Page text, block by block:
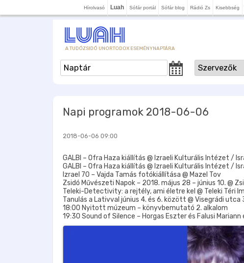
Hírolvasó Luah Sófár portál Sófár blog Rádió Zs Kisebbség
A TUDÓZSIDÓ UNORTODOX ESEMÉNYNAPTÁRA
Napi programok 2018-06-06
2018-06-06 09:00
GALBI – Ofra Haza kiállítás @ Izraeli Kulturális Intézet /
GALBI – Ofra Haza kiállítás @ Izraeli Kulturális Intézet /
Izrael 70 – Vajda Tamás fotókiállítása @ Mazel Tov
Zsidó Művészeti Napok – 2018. május 28 – június 10. @
Teleki-Detectivity: a rejtély, ami életre kel @ Teleki Téri
Tanulás a Lativval június 4. és 6. között @ Visegrádi utca
18:00 Nyitott múzeum – könyvbemutató 2. alkalom
19:30 Sound of Silence – Horgas Eszter és Falusi